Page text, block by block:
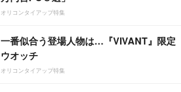
オリコンタイアップ特集
一番似合う登場人物は…『VIVANT』限定
ウオッチ
オリコンタイアップ特集